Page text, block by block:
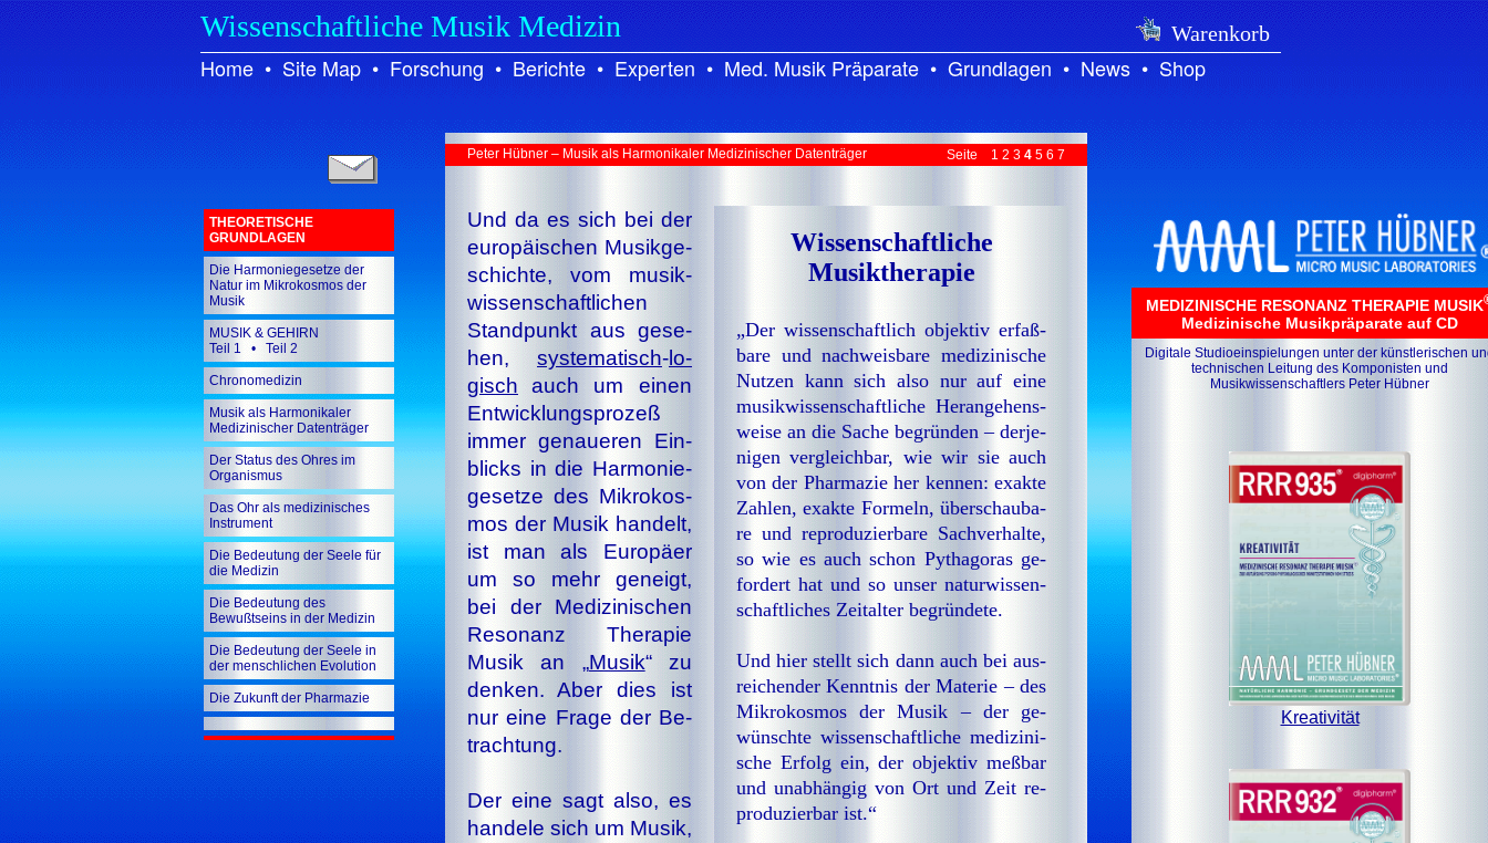
Wissenschaftliche Musik Medizin Warenkorb
Home • Site Map • Forschung • Berichte • Experten • Med. Musik Präparate • Grundlagen • News • Shop
THEORETISCHE
GRUNDLAGEN
Die Harmoniegesetze der
Natur im Mikrokosmos der
Musik
MUSIK & GEHIRN
Teil 1 • Teil 2
Chronomedizin
Musik als Harmonikaler
Medizinischer Datenträger
Der Status des Ohres im
Organismus
Das Ohr als medizinisches
Instrument
Die Bedeutung der Seele für
die Medizin
Die Bedeutung des
Bewußtseins in der Medizin
Die Bedeutung der Seele in
der menschlichen Evolution
Die Zukunft der Pharmazie
Seite 1 2 3 4 5 6 7
Peter Hübner – Musik als Harmonikaler Medizinischer Datenträger
Wissenschaftliche
Musiktherapie
„Der wis­sen­schaft­lich ob­jek­tiv er­faß­
ba­re und nach­weis­ba­re me­di­zi­ni­sche
Nut­zen kann sich al­so nur auf ei­ne
mu­sik­wis­sen­schaft­li­che He­ran­ge­hens­
wei­se an die Sa­che be­grün­den – der­je­
ni­gen ver­gleich­bar, wie wir sie auch
von der Phar­ma­zie her ken­nen: ex­ak­te
Zah­len, ex­ak­te For­meln, über­schau­ba­
re und re­pro­du­zier­ba­re Sach­ver­hal­te,
so wie es auch schon Pythagoras ge­
for­dert hat und so un­ser na­tur­wis­sen­
schaft­li­ches Zeit­al­ter be­grün­de­te.
Und hier stellt sich dann auch bei aus­
rei­chen­der Kennt­nis der Ma­te­rie – des
Mi­kro­kos­mos der Mu­sik – der ge­
wünsch­te wis­sen­schaft­li­che me­di­zi­ni­
sche Er­folg ein, der ob­jek­tiv meß­bar
und un­ab­hän­gig von Ort und Zeit re­
pro­du­zier­bar ist.“
Und da es sich bei der
eu­ro­päi­schen Mu­sik­ge­
schich­te, vom mu­sik­
wis­sen­schaft­li­chen
Stand­punkt aus ge­se­
hen, sys­te­ma­tisch-lo­
gisch auch um ei­nen
Ent­wick­lungs­pro­zeß
im­mer ge­naue­ren Ein­
blicks in die Har­mo­nie­
ge­set­ze des Mik­ro­kos­
mos der Mu­sik han­delt,
ist man als Eu­ro­pä­er
um so mehr ge­neigt,
bei der Me­di­zi­ni­schen
Re­so­nanz The­ra­pie
Mu­sik an „Mu­sik“ zu
den­ken. Aber dies ist
nur ei­ne Fra­ge der Be­
trach­tung.
Der ei­ne sagt al­so, es
han­de­le sich um Mu­sik,
MEDIZINISCHE RESONANZ THERAPIE MUSIK
Medizinische Musikpräparate auf CD
Digitale Studioeinspielungen unter der künstlerischen
technischen Leitung des Komponisten und
Musikwissenschaftlers Peter Hübner
Kreativität